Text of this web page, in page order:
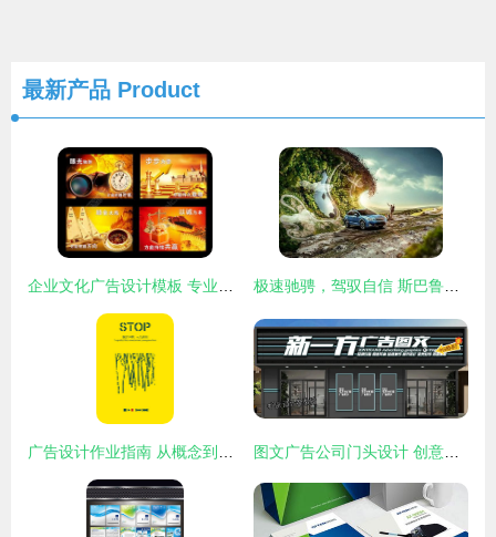
最新产品 Product
企业文化广告设计模板 专业矢量图免费下载与创意应用指南 极速驰骋，驾驭自信 斯巴鲁信心运动广告的艺术表达
广告设计作业指南 从概念到执行的全流程解析 图文广告公司门头设计 创意与专业的视觉名片